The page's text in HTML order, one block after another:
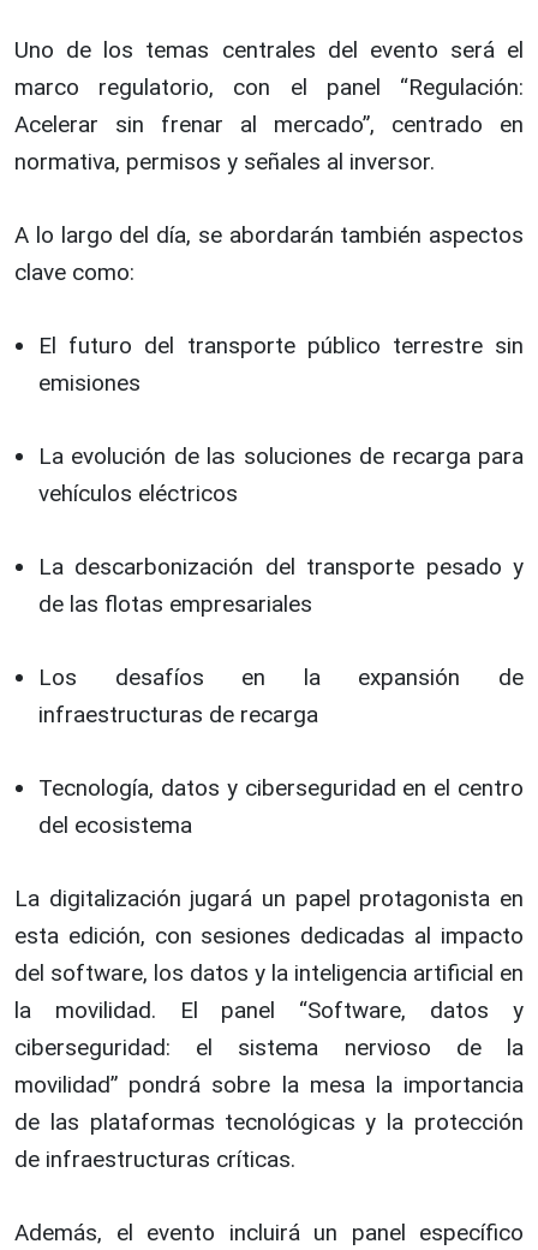
Uno de los temas centrales del evento será el
marco regulatorio, con el panel “Regulación:
Acelerar sin frenar al mercado”, centrado en
normativa, permisos y señales al inversor.
A lo largo del día, se abordarán también aspectos
clave como:
El futuro del transporte público terrestre sin
emisiones
La evolución de las soluciones de recarga para
vehículos eléctricos
La descarbonización del transporte pesado y
de las flotas empresariales
Los desafíos en la expansión de
infraestructuras de recarga
Tecnología, datos y ciberseguridad en el centro
del ecosistema
La digitalización jugará un papel protagonista en
esta edición, con sesiones dedicadas al impacto
del software, los datos y la inteligencia artificial en
la movilidad. El panel “Software, datos y
ciberseguridad: el sistema nervioso de la
movilidad” pondrá sobre la mesa la importancia
de las plataformas tecnológicas y la protección
de infraestructuras críticas.
Además, el evento incluirá un panel específico